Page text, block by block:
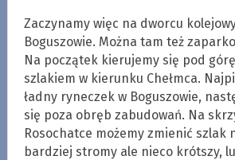
Zaczynamy więc na dworcu
Boguszowie. Można tam też
Na początek kierujemy się pod
szlakiem w kierunku Chełmca.
ładny ryneczek w Boguszowie,
się poza obręb zabudowań. Na
Rosochatce możemy zmienić szlak
bardziej stromy ale nieco krótszy,